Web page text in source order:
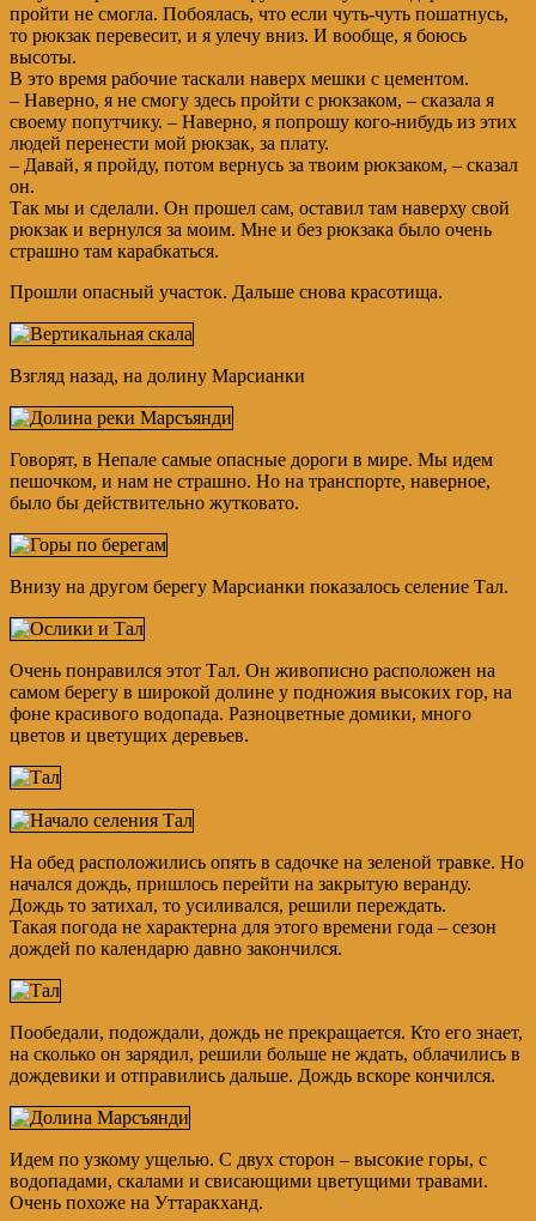
пройти не смогла. Побоялась, что если чуть-чуть пошатнусь,
то рюкзак перевесит, и я улечу вниз. И вообще, я боюсь
высоты.
В это время рабочие таскали наверх мешки с цементом.
– Наверно, я не смогу здесь пройти с рюкзаком, – сказала я
своему попутчику. – Наверно, я попрошу кого-нибудь из этих
людей перенести мой рюкзак, за плату.
– Давай, я пройду, потом вернусь за твоим рюкзаком, – сказал
он.
Так мы и сделали. Он прошел сам, оставил там наверху свой
рюкзак и вернулся за моим. Мне и без рюкзака было очень
страшно там карабкаться.
Прошли опасный участок. Дальше снова красотища.
Взгляд назад, на долину Марсианки
Говорят, в Непале самые опасные дороги в мире. Мы идем
пешочком, и нам не страшно. Но на транспорте, наверное,
было бы действительно жутковато.
Внизу на другом берегу Марсианки показалось селение Тал.
Очень понравился этот Тал. Он живописно расположен на
самом берегу в широкой долине у подножия высоких гор, на
фоне красивого водопада. Разноцветные домики, много
цветов и цветущих деревьев.
На обед расположились опять в садочке на зеленой травке. Но
начался дождь, пришлось перейти на закрытую веранду.
Дождь то затихал, то усиливался, решили переждать.
Такая погода не характерна для этого времени года – сезон
дождей по календарю давно закончился.
Пообедали, подождали, дождь не прекращается. Кто его знает,
на сколько он зарядил, решили больше не ждать, облачились в
дождевики и отправились дальше. Дождь вскоре кончился.
Идем по узкому ущелью. С двух сторон – высокие горы, с
водопадами, скалами и свисающими цветущими травами.
Очень похоже на Уттаракханд.